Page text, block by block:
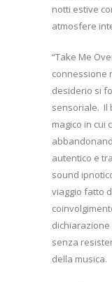
notti estive
atmosfere
“Take Me
connessione
desiderio si
sensoriale. Il
magico in cui
autentico e
sound
viaggio fatto
dichiarazione
senza
della musica.